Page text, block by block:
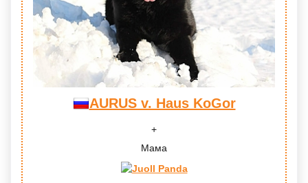
AURUS v. Haus KoGor
Мама